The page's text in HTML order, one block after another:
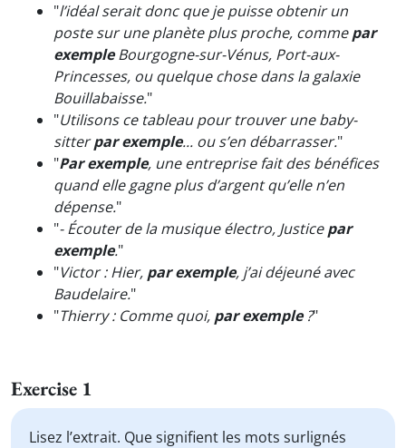
"l’idéal serait donc que je puisse obtenir un
poste sur une planète plus proche, commepar
exempleBourgogne-sur-Vénus, Port-aux-
Princesses, ou quelque chose dans la galaxie
Bouillabaisse."
"Utilisons ce tableau pour trouver une baby-
sitterpar exemple... ou s’en débarrasser."
"Par exemple, une entreprise fait des bénéfices
quand elle gagne plus d’argent qu’elle n’en
dépense."
"- Écouter de la musique électro, Justicepar
exemple."
"Victor : Hier, par exemple, j’ai déjeuné avec
Baudelaire."
"Thierry : Comme quoi, par exemple?"
Exercise 1
Lisez l’extrait. Que signifient les mots surlignés